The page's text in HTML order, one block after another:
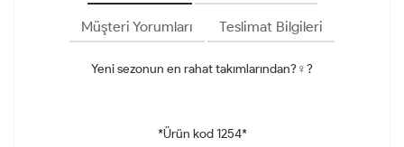
Müşteri Yorumları Teslimat Bilgileri
Yeni sezonun en rahat takımlarından?‍♀️?️
*Ürün kod 1254*